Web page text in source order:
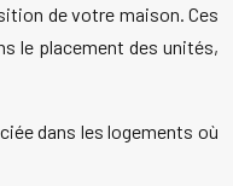
de votre maison. Ces
le placement des unités,
dans les logements où